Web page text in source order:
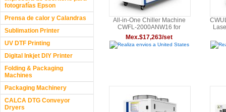
fotografías Epson
Prensa de calor y Calandras
Sublimation Printer
UV DTF Printing
Digital Inkjet DIY Printer
Folding & Packaging
Machines
Packaging Machinery
CALCA DTG Conveyor
Dryers
All-in-One Chiller Machine
CWFL-2000ANW16 for
Handheld Laser Welder
Cutter Cleaner
Mex.$17,263/set
Realiza envios a United States